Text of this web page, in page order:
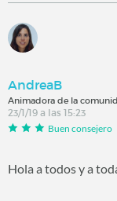
AndreaB
Animadora de la
23/1/19 a las 15:23
Buen consejero
Hola a todos y a